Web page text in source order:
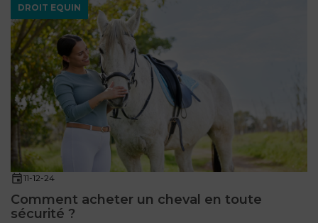
DROIT EQUIN
11-12-24
Comment acheter un cheval en toute
sécurité ?